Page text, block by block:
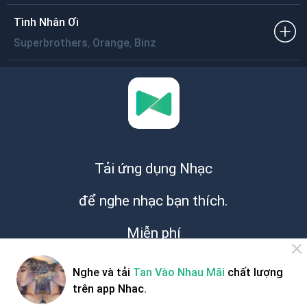
Tình Nhân Ơi
Superbrothers, Orange, Binz
Tải ứng dụng Nhạc
để nghe nhạc bạn thích.
Miễn phí
Nghe và tải Tan Vào Nhau Mãi chất lượng
trên app Nhac.